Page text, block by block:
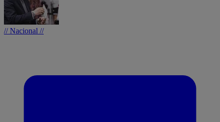
// Nacional //